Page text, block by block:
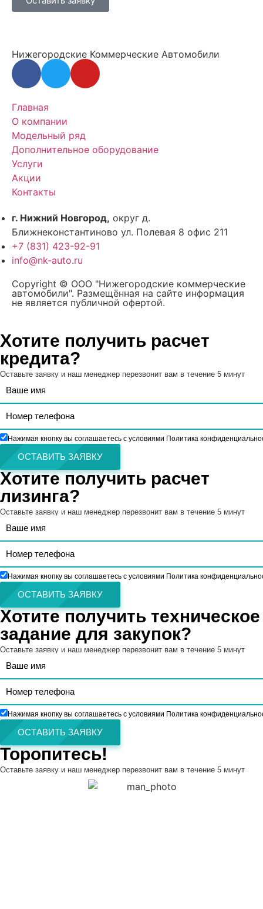
Нижегородские Коммерческие Автомобили
Главная
О компании
Модельный ряд
Дополнительное оборудование
Услуги
Акции
Контакты
г. Нижний Новгород, округ д.
Ближнеконстантиново ул. Полевая 8 офис 211
+7 (831) 423-92-91
info@nk-auto.ru
Copyright © ООО "Нижегородские коммерческие
автомобили". Размещённая на сайте информация
не является публичной офертой.
Хотите получить расчет
кредита?
Оставьте заявку и наш менеджер перезвонит вам в течение 5 минут
Нажимая кнопку вы соглашаетесь с условиями Политика
ОСТАВИТЬ ЗАЯВКУ
Хотите получить расчет
лизинга?
Оставьте заявку и наш менеджер перезвонит вам в течение 5 минут
Нажимая кнопку вы соглашаетесь с условиями Политика
ОСТАВИТЬ ЗАЯВКУ
Хотите получить техническое
задание для закупок?
Оставьте заявку и наш менеджер перезвонит вам в течение 5 минут
Нажимая кнопку вы соглашаетесь с условиями Политика
ОСТАВИТЬ ЗАЯВКУ
Торопитесь!
Оставьте заявку и наш менеджер перезвонит вам в течение 5 минут